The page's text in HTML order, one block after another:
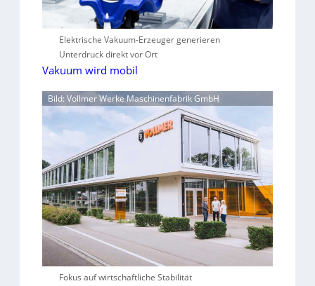
Elektrische Vakuum-Erzeuger generieren
Unterdruck direkt vor Ort
Vakuum wird mobil
Bild: Vollmer Werke Maschinenfabrik GmbH
Fokus auf wirtschaftliche Stabilität